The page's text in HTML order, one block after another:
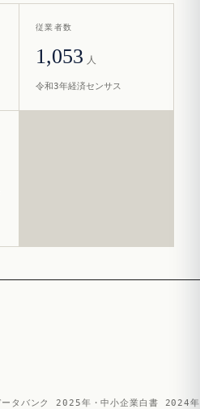
従業者数
1,053 人
令和3年経済センサス
ータバンク 2025年・中小企業白書 2024年